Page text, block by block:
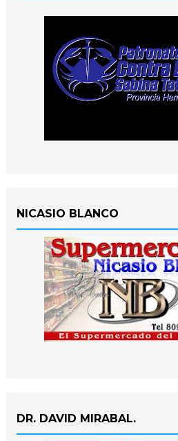
NICASIO BLANCO
DR. DAVID MIRABAL.